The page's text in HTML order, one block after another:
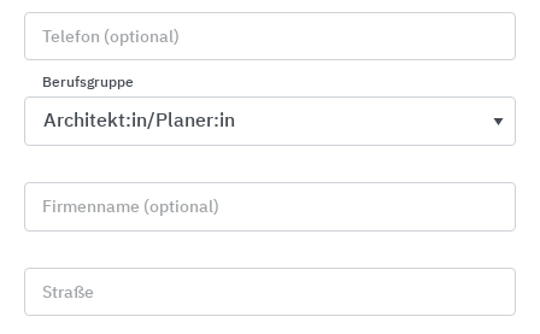
Aluminium Profilsysteme für Fassaden, Fenster und
Telefon (optional)
Berufsgruppe
Firmenname (optional)
Straße